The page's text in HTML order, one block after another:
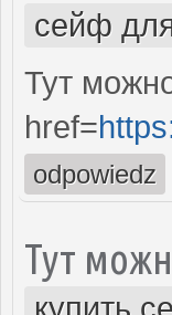
сейф
Тут
href=
odpowiedz
Тут
купить